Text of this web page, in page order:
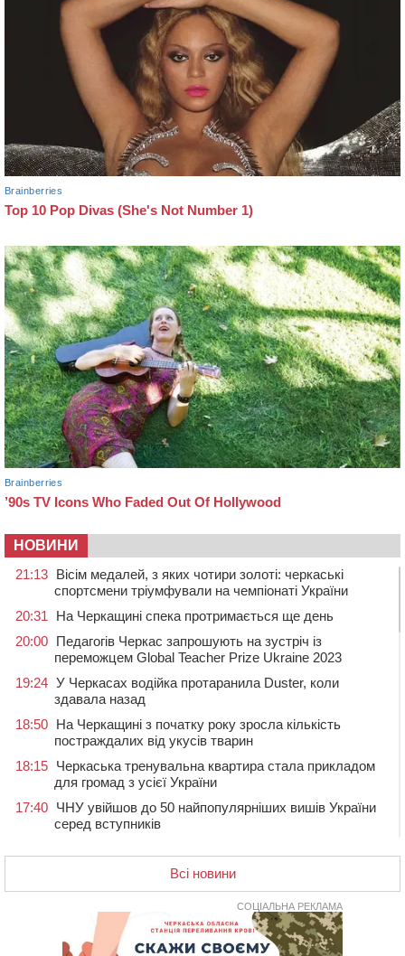
НОВИНИ
21:13 Вісім медалей, з яких чотири золоті: черкаські
спортсмени тріумфували на чемпіонаті України
20:31
На Черкащині спека протримається ще день
20:00 Педагогів Черкас запрошують на зустріч із
переможцем Global Teacher Prize Ukraine 2023
19:24 У Черкасах водійка протаранила Duster, коли
здавала назад
18:50 На Черкащині з початку року зросла кількість
постраждалих від укусів тварин
18:15 Черкаська тренувальна квартира стала прикладом
для громад з усієї України
17:40 ЧНУ увійшов до 50 найпопулярніших вишів України
серед вступників
контейнерний майданчик
16:32
Без розтину грудної клітки: у Черкасах 75-річній
пацієнтці замінили аортальний клапан
У Черкаському онкоцентрі встановили сонячну
електростанцію за понад пів мільйона гривень
Всі новини
СОЦІАЛЬНА РЕКЛАМА